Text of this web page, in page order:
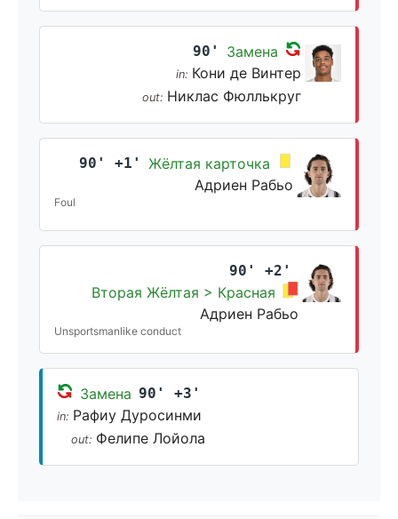
90' Замена
in: Кони де Винтер
out: Никлас Фюллькруг
90' +1'
Жёлтая карточка
Адриен Рабьо
Foul
90' +2'
Вторая Жёлтая > Красная
Адриен Рабьо
Unsportsmanlike conduct
Замена 90' +3'
in: Рафиу Дуросинми
out: Фелипе Лойола